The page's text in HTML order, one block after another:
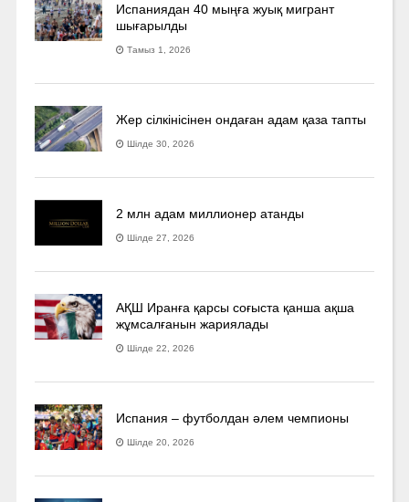
Испаниядан 40 мыңға жуық мигрант
шығарылды
Тамыз 1, 2026
Жер сілкінісінен ондаған адам қаза тапты
Шілде 30, 2026
2 млн адам миллионер атанды
Шілде 27, 2026
АҚШ Иранға қарсы соғыста қанша ақша
жұмсалғанын жариялады
Шілде 22, 2026
Испания – футболдан әлем чемпионы
Шілде 20, 2026